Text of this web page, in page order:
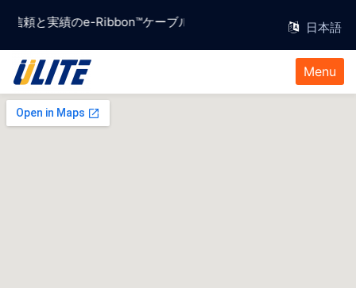
頼と実績のe-Ribbon™ケーブルソリューションプロバイダー。
Menu